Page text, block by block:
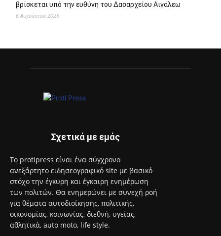
βρίσκεται υπό την ευθύνη του Δασαρχείου Αιγάλεω
6 Αυγούστου 2026
Σχετικά με εμάς
Το protipress είναι ένα σύγχρονο
ανεξάρτητο ειδησεογραφικό site με βασικό
στόχο την έγκυρη και έγκαιρη ενημέρωση
των πολιτών. Θα ενημερώνει με συνεχή ροή
για θέματα αυτοδιοίκησης, πολιτικής,
οικονομίας, κοινωνίας, διεθνή, υγείας,
αθλητικά, auto moto, life style.